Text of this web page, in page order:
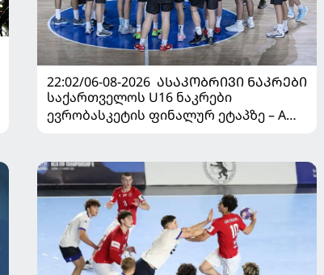
22:02/06-08-2026 ᲐᲡᲐᲙᲝᲑᲠᲘᲕᲘ ᲜᲐᲙᲠᲔᲑᲘ
საქართველოს U16 ნაკრები
ევრობასკეტის ფინალურ ეტაპზე – A